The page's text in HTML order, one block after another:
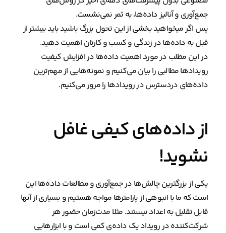
جمع‌آوری و آنالیز داده‌ها، به ثمر نمی‌نشست.
پس اگر میخواهید بخشی از این تحول بزرگ باشید باید بیشتر از
قبل به داده‌ها در زندگی و کسب و کارتان اهمیت دهید.
در این مطلب در مورد اهمیت داده‌ها در افزایش کیفیت
رویدادها مطالبی را بیان می‌کنیم و نمونه‌هایی از مهم‌ترین
داده‌های دردسترس در رویدادها را مرور می‌کنیم.
از داده‌های کیفی غافل
نشوید!
یکی از بزرگترین چالش‌ها در جمع‌آوری و مطالعات داده‌ها این
است که ما با انبوهی از پارامترها مواجه هستیم و بسیاری از آنها
قابل تقلیل به اعداد نیستند. مثلا مدت‌زمان حضور هر
شرکت‌کننده در رویداد یک داده‌ی کمی است و با ابزارهایی